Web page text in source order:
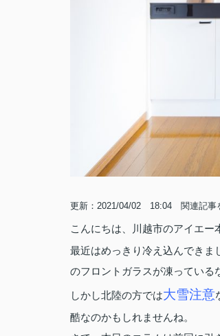
更新：2021/04/02 18:04 関連記事
こんにちは、川越市のアイエー
最近はめっきり冷え込んできま
のフロントガラスが凍っている
しかし北陸の方では大雪注意
酷なのかもしれませんね。